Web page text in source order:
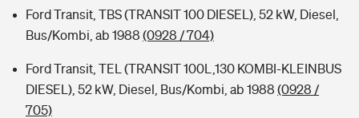
Ford Transit, TBS (TRANSIT 100 DIESEL), 52 kW, Diesel,
Bus/Kombi, ab 1988 (0928 / 704)
Ford Transit, TEL (TRANSIT 100L,130 KOMBI-KLEINBUS
DIESEL), 52 kW, Diesel, Bus/Kombi, ab 1988 (0928 /
705)